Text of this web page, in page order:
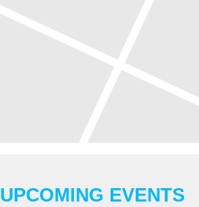
UPCOMING EVENTS